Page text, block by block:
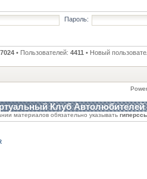
Пароль:
7024 • Пользователей: 4411 • Новый
Клуб Автолюбителей
материалов обязательно указывать